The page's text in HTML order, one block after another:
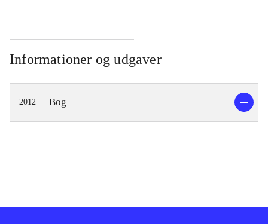
Informationer og udgaver
2012 Bog